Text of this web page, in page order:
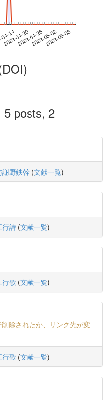
14
2023-04-202023-04-262023-05-022023-05-08
5 posts, 2
謝野鉄幹 (文献一覧)
行詩 (文献一覧)
行歌 (文献一覧)
除されたか、リンク先が変
行歌 (文献一覧)